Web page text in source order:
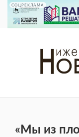
СОЦРЕКЛАМА
«Мы из